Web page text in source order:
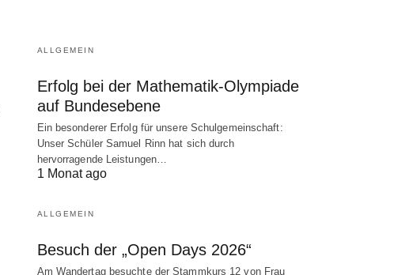
ALLGEMEIN
Erfolg bei der Mathematik-Olympiade
auf Bundesebene
Ein besonderer Erfolg für unsere Schulgemeinschaft:
Unser Schüler Samuel Rinn hat sich durch
hervorragende Leistungen…
1 Monat ago
ALLGEMEIN
Besuch der „Open Days 2026“
Am Wandertag besuchte der Stammkurs 12 von Frau